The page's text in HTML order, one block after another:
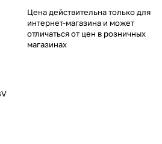
Цена действительна только для
интернет-магазина и может
отличаться от цен в розничных
магазинах